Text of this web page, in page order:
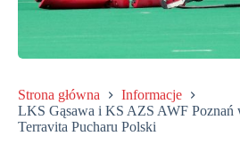
Strona główna
Informacje
LKS Gąsawa i KS AZS AWF Poznań
Terravita Pucharu Polski